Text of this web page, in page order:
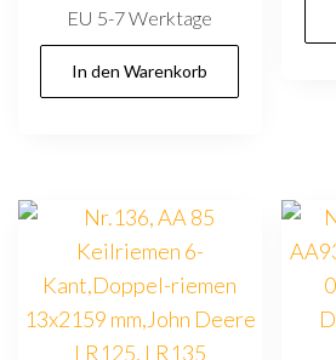
EU 5-7 Werktage
In den Warenkorb